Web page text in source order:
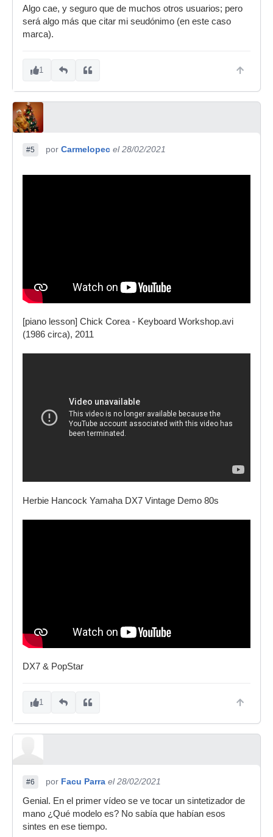
Algo cae, y seguro que de muchos otros usuarios; pero
será algo más que citar mi seudónimo (en este caso
marca).
1
#5 por Carmelopec el 28/02/2021
[piano lesson] Chick Corea - Keyboard Workshop.avi
(1986 circa), 2011
Herbie Hancock Yamaha DX7 Vintage Demo 80s
DX7 & PopStar
1
#6 por Facu Parra el 28/02/2021
Genial. En el primer vídeo se ve tocar un sintetizador de
mano ¿Qué modelo es? No sabía que habían esos
sintes en ese tiempo.